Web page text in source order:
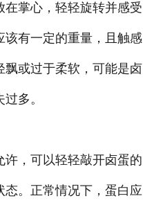
掌心，轻轻旋转并感受
有一定的重量，且触感
或过于柔软，可能是卤
多。
，可以轻轻敲开卤蛋的
。正常情况下，蛋白应